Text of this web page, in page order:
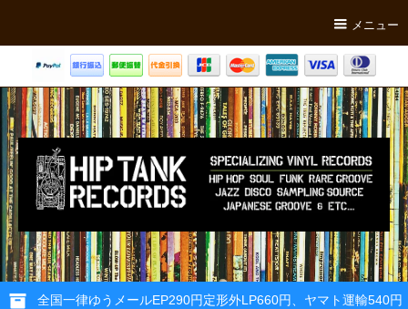
メニュー
全国一律ゆうメールEP290円定形外LP660円、ヤマト運輸540円